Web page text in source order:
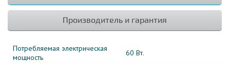
Производитель и гарантия
Потребляемая электрическая
мощность
60 Вт.